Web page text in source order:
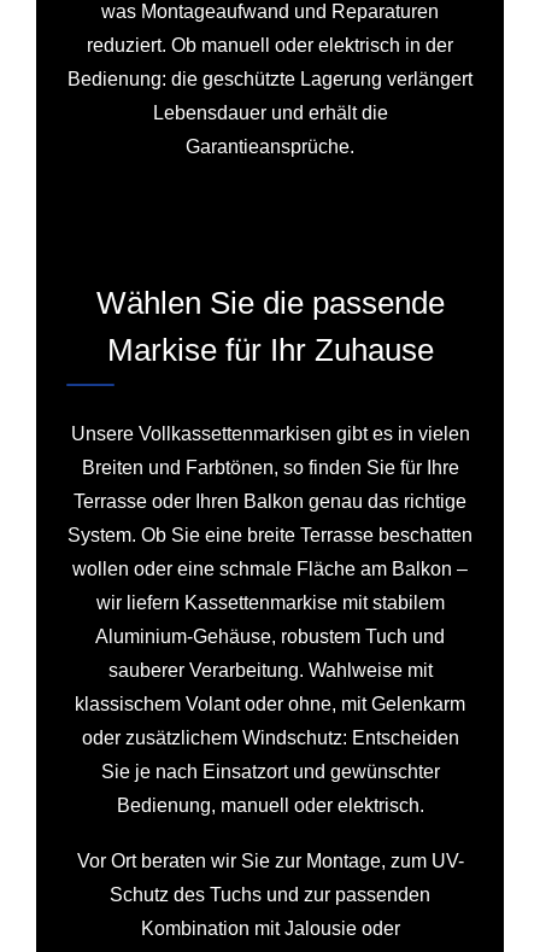
was Montageaufwand und Reparaturen
reduziert. Ob manuell oder elektrisch in der
Bedienung: die geschützte Lagerung verlängert
Lebensdauer und erhält die
Garantieansprüche.
Wählen Sie die passende
Markise für Ihr Zuhause
Unsere Vollkassettenmarkisen gibt es in vielen
Breiten und Farbtönen, so finden Sie für Ihre
Terrasse oder Ihren Balkon genau das richtige
System. Ob Sie eine breite Terrasse beschatten
wollen oder eine schmale Fläche am Balkon –
wir liefern Kassettenmarkise mit stabilem
Aluminium-Gehäuse, robustem Tuch und
sauberer Verarbeitung. Wahlweise mit
klassischem Volant oder ohne, mit Gelenkarm
oder zusätzlichem Windschutz: Entscheiden
Sie je nach Einsatzort und gewünschter
Bedienung, manuell oder elektrisch.
Vor Ort beraten wir Sie zur Montage, zum UV-
Schutz des Tuchs und zur passenden
Kombination mit Jalousie oder